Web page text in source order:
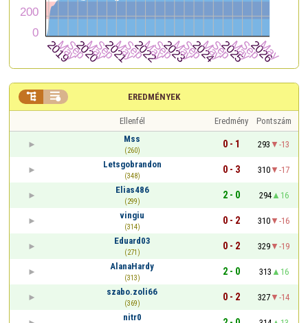
EREDMÉNYEK
 
Ellenfél Eredmény
Pontszám
Mss
(260)
0 - 1 293
-13
Letsgobrandon
(348)
0 - 3 310
-17
Elias486
(299)
2 - 0 294
16
vingiu
(314)
0 - 2 310
-16
Eduard03
(271)
0 - 2 329
-19
AlanaHardy
(313)
2 - 0 313
16
szabo.zoli66
(369)
0 - 2 327
-14
nitr0